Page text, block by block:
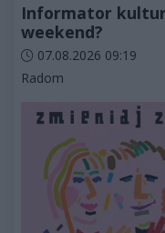
Informator
weekend?
Data dodania artykułu:
07.08.2026 09:19
Kategorie artykułu:
Radom